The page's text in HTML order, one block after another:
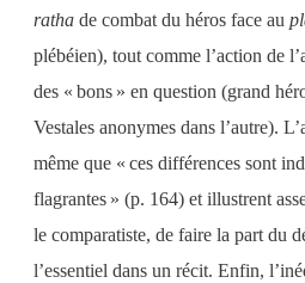
ratha de combat du héros face au
plébéien), tout comme l’action de
des « bons » en question (grand
Vestales anonymes dans l’autre).
même que « ces différences sont
flagrantes » (p. 164) et illustrent
le comparatiste, de faire la part du
l’essentiel dans un récit. Enfin,